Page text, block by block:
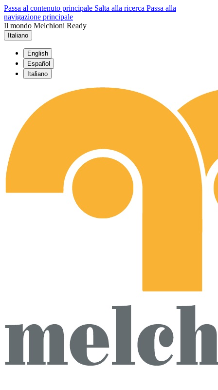
Passa al contenuto principale Salta alla ricerca Passa alla
navigazione principale
Il mondo Melchioni Ready
Italiano
English
Español
Italiano